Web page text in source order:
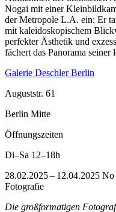
Nogai mit einer
der Metropole L.A. ein: Er
mit kaleidoskopischem
perfekter Ästhetik und
fächert das Panorama
Galerie Deschler Berlin
Auguststr. 61
Berlin Mitte
Öffnungszeiten
Di–Sa 12–18h
28.02.2025 – 12.04.2025
Fotografie
Die großformatigen